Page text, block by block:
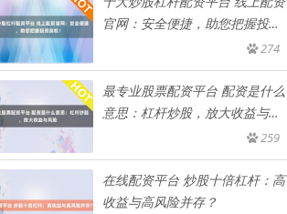
官网：安全便捷，助您把握投资
274
最专业股票配资平台 配资是什么
意思：杠杆炒股，放大收益与风
259
在线配资平台 炒股十倍杠杆：高
收益与高风险并存？